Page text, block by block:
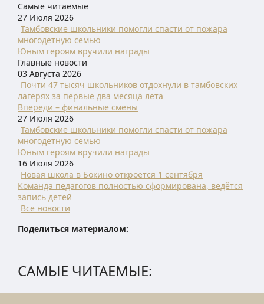
Самые читаемые
27 Июля 2026
Тамбовские школьники помогли спасти от пожара
многодетную семью
Юным героям вручили награды
Главные новости
03 Августа 2026
Почти 47 тысяч школьников отдохнули в тамбовских
лагерях за первые два месяца лета
Впереди – финальные смены
27 Июля 2026
Тамбовские школьники помогли спасти от пожара
многодетную семью
Юным героям вручили награды
16 Июля 2026
Новая школа в Бокино откроется 1 сентября
Команда педагогов полностью сформирована, ведётся
запись детей
Все новости
Поделиться материалом:
САМЫЕ ЧИТАЕМЫЕ: